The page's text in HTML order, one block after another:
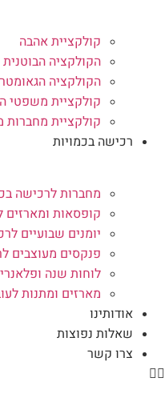
קולקציית אהבה
הקולקציה הבוטנית
הקולקציה
קולקציית משפטי
קולקציית מחברות
רכישה בכמויות
מחברות לרכישה
קופסאות ומארזים
יומנים שבועיים
פנקסים מעוצבים
לוחות שנה
מארזים ומתנות
אודותינו
שאלות נפוצות
צרו קשר